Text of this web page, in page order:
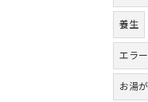
養生
エラ
お湯